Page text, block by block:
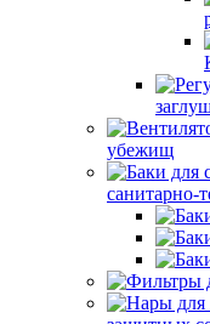
убежищ
санитарно-